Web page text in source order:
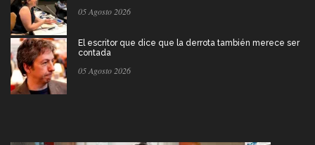
05 Agosto 2026
El escritor que dice que la derrota también merece ser
contada
05 Agosto 2026